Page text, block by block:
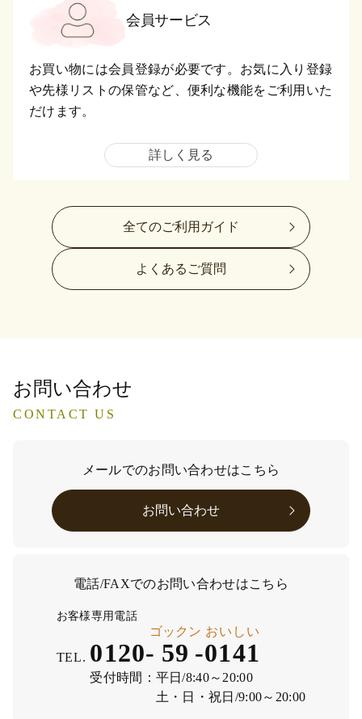
会員サービス
お買い物には会員登録が必要です。お気に入り登録
や先様リストの保管など、便利な機能をご利用いた
だけます。
詳しく見る
全てのご利用ガイド
よくあるご質問
お問い合わせ
CONTACT US
メールでのお問い合わせはこちら
お問い合わせ
電話/FAXでのお問い合わせはこちら
お客様専用電話
TEL. 0120- 59
ゴックン
-0141
おいしい
受付時間： 平日/8:40～20:00
土・日・祝日/9:00～20:00